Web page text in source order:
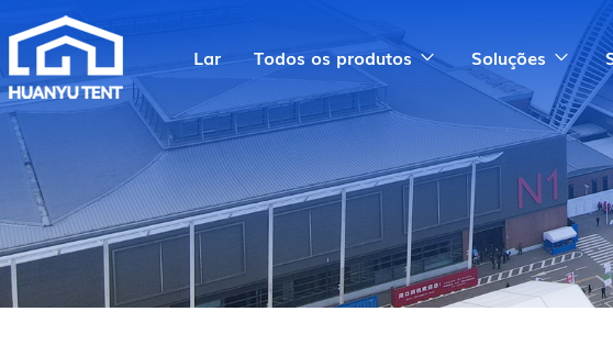
Lar Todos os produtos Soluções